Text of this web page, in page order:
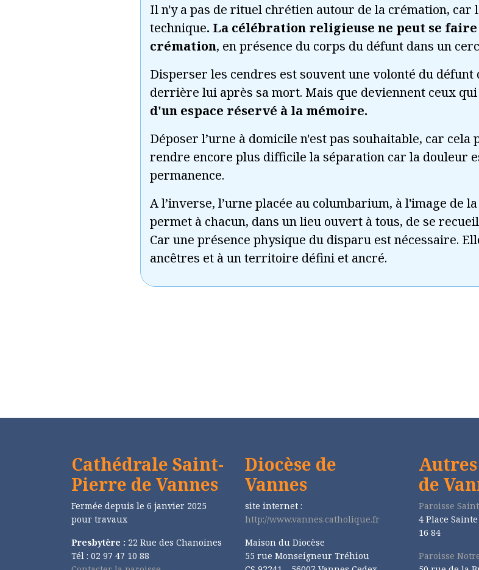
Il n'y a pas de rituel chrétien autour de la crémation, car
technique. La célébration religieuse ne peut se
crémation, en présence du corps du défunt dans un
Disperser les cendres est souvent une volonté du
derrière lui après sa mort. Mais que deviennent ceux
d'un espace réservé à la mémoire.
Déposer l’urne à domicile n'est pas souhaitable, car
rendre encore plus difficile la séparation car la douleur
permanence.
A l’inverse, l’urne placée au columbarium, à l'image de
permet à chacun, dans un lieu ouvert à tous, de se
Car une présence physique du disparu est nécessaire.
ancêtres et à un territoire défini et ancré.
Cathédrale Saint-
Pierre de Vannes
Fermée depuis le 6 janvier 2025
pour travaux
Presbytère : 22 Rue des Chanoines
Tél : 02 97 47 10 88
Diocèse de
Vannes
site internet :
http://www.vannes.catholique.fr
Maison du Diocèse
55 rue Monseigneur Tréhiou
de
Paroisse
4 Place
16 84
Paroisse